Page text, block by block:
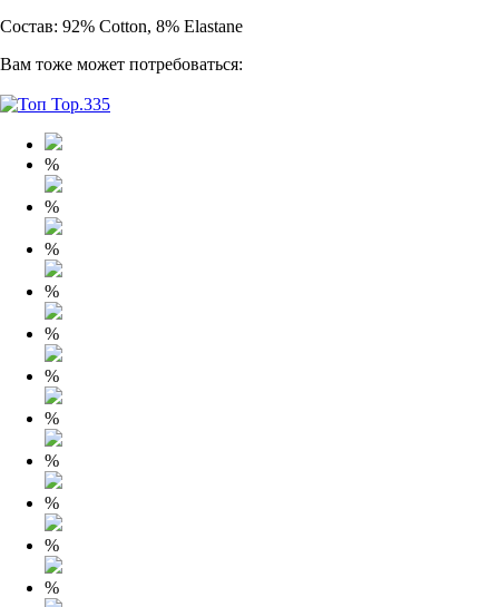
Состав: 92% Cotton, 8% Elastane
Вам тоже может потребоваться:
%
%
%
%
%
%
%
%
%
%
%